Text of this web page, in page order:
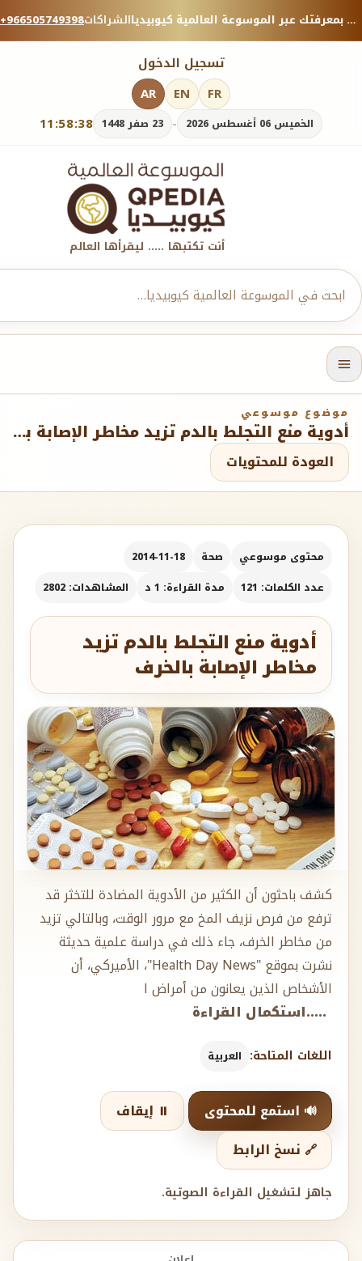
+966505749398الشراكات منصة معرفية موثوقة — شارك بمعرفتك عبر الموسوعة العالمية كيوبيديا.
تسجيل الدخول
11:58:39 الخميس 06 أغسطس 2026 - 23 صفر 1448
AR EN FR
أنت تكتبها ..... ليقرأها العالم
موضوع موسوعي
أدوية منع التجلط بالدم تزيد مخاطر الإصابة بالخرف
العودة للمحتويات
محتوى موسوعي صحة
2014-11-18
عدد الكلمات: 121
مدة القراءة: 1 د المشاهدات: 2802
أدوية منع التجلط بالدم تزيد
مخاطر الإصابة بالخرف
كشف باحثون أن الكثير من الأدوية المضادة للتخثر قد
ترفع من فرص نزيف المخ مع مرور الوقت، وبالتالي تزيد
من مخاطر الخرف، جاء ذلك في دراسة علمية حديثة
نشرت بموقع "Health Day News"، الأميركي، أن
الأشخاص الذين يعانون من أمراض ا
.....استكمال القراءة
اللغات المتاحة: العربية
🔊 استمع للمحتوى
⏸️ إيقاف
🔗 نسخ الرابط
جاهز لتشغيل القراءة الصوتية.